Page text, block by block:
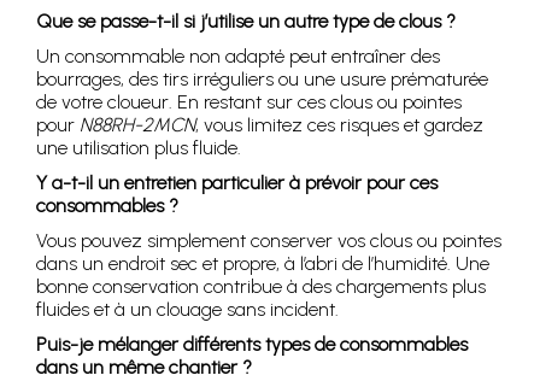
Que se passe-t-il si j’utilise un autre type de clous ?
Un consommable non adapté peut entraîner des
bourrages, des tirs irréguliers ou une usure prématurée
de votre cloueur. En restant sur ces clous ou pointes
pour N88RH-2MCN, vous limitez ces risques et gardez
une utilisation plus fluide.
Y a-t-il un entretien particulier à prévoir pour ces
consommables ?
Vous pouvez simplement conserver vos clous ou pointes
dans un endroit sec et propre, à l’abri de l’humidité. Une
bonne conservation contribue à des chargements plus
fluides et à un clouage sans incident.
Puis-je mélanger différents types de consommables
dans un même chantier ?